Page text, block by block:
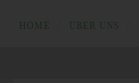
HOME ÜBER UNS